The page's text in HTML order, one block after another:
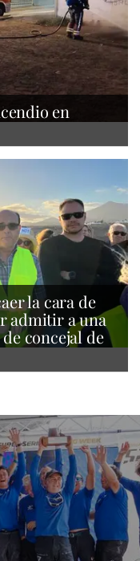
en
la cara de
admitir a una
concejal de